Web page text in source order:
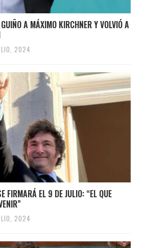
A MÁXIMO KIRCHNER Y VOLVIÓ A
2024
FIRMARÁ EL 9 DE JULIO: “EL QUE
2024